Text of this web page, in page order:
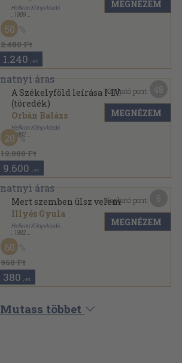
Helikon Könyvkiadó
1989
Fűzött papírkötés
2.480 Ft
50
1.240 ,-Ft
MEGNÉZEM
A Székelyföld leírása I-IV.
(töredék)
Orbán Balázs
Helikon Könyvkiadó
, 1982
Vászon
12.000 Ft
20
9.600 ,-Ft
Kapható pont:
MEGNÉZEM
Mert szemben ülsz velem
Illyés Gyula
Helikon Könyvkiadó
1982
Fűzött kemény papírkötés
960 Ft
60
380 ,-Ft
Kapható pont:
MEGNÉZEM
Mutass többet